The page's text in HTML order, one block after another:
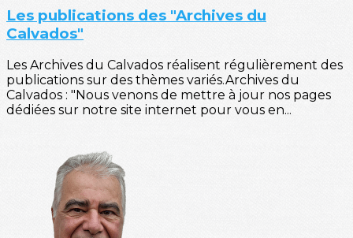
Les publications des "Archives du
Calvados"
Les Archives du Calvados réalisent régulièrement des
publications sur des thèmes variés.Archives du
Calvados : "Nous venons de mettre à jour nos pages
dédiées sur notre site internet pour vous en...